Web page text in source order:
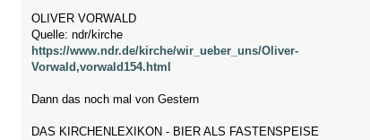
OLIVER VORWALD
Quelle: ndr/kirche
https://www.ndr.de/kirche/wir_ueber_uns/Oliver-
Vorwald,vorwald154.html
Dann das noch mal von Gestern
DAS KIRCHENLEXIKON - BIER ALS FASTENSPEISE